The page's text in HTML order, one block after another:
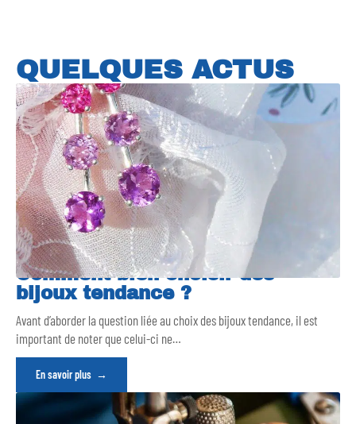
QUELQUES ACTUS
Comment bien choisir des
bijoux tendance ?
Avant d’aborder la question liée au choix des bijoux tendance, il est
important de noter que celui-ci ne…
En savoir plus